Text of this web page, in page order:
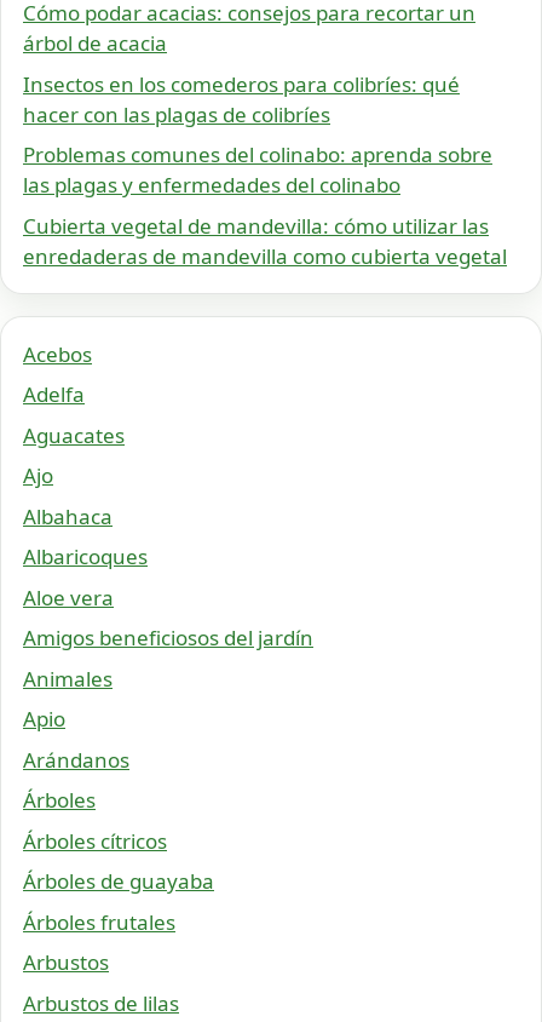
Cómo podar acacias: consejos para recortar un
árbol de acacia
Insectos en los comederos para colibríes: qué
hacer con las plagas de colibríes
Problemas comunes del colinabo: aprenda sobre
las plagas y enfermedades del colinabo
Cubierta vegetal de mandevilla: cómo utilizar las
enredaderas de mandevilla como cubierta vegetal
Acebos
Adelfa
Aguacates
Ajo
Albahaca
Albaricoques
Aloe vera
Amigos beneficiosos del jardín
Animales
Apio
Arándanos
Árboles
Árboles cítricos
Árboles de guayaba
Árboles frutales
Arbustos
Arbustos de lilas